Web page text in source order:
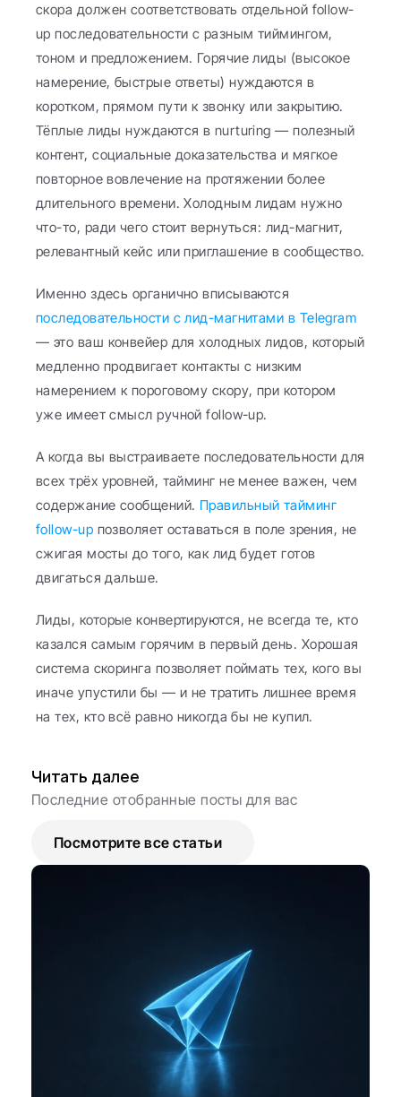
скора должен соответствовать отдельной follow-
up последовательности с разным тиймингом,
тоном и предложением. Горячие лиды (высокое
намерение, быстрые ответы) нуждаются в
коротком, прямом пути к звонку или закрытию.
Тёплые лиды нуждаются в nurturing — полезный
контент, социальные доказательства и мягкое
повторное вовлечение на протяжении более
длительного времени. Холодным лидам нужно
что-то, ради чего стоит вернуться: лид-магнит,
релевантный кейс или приглашение в сообщество.
последовательности с лид-магнитами в Telegram
— это ваш конвейер для холодных лидов, который
медленно продвигает контакты с низким
намерением к пороговому скору, при котором
уже имеет смысл ручной follow-up.
А когда вы выстраиваете последовательности для
всех трёх уровней, тайминг не менее важен, чем
содержание сообщений. Правильный тайминг
follow-up позволяет оставаться в поле зрения, не
сжигая мосты до того, как лид будет готов
двигаться дальше.
Лиды, которые конвертируются, не всегда те, кто
казался самым горячим в первый день. Хорошая
система скоринга позволяет поймать тех, кого вы
иначе упустили бы — и не тратить лишнее время
на тех, кто всё равно никогда бы не купил.
Читать далее
Последние отобранные посты для вас
Посмотрите все статьи